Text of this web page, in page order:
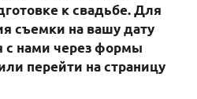
к свадьбе. Для
съемки на вашу дату
с нами через формы
перейти на страницу